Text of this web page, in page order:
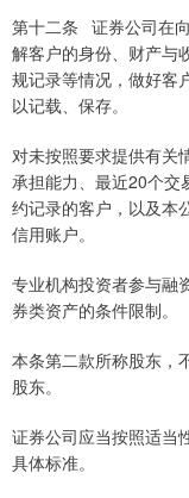
第十二条 证券公司在
解客户的身份、财产与
规记录等情况，做好客
以记载、保存。
对未按照要求提供有关
承担能力、最近20个交
约记录的客户，以及本
信用账户。
专业机构投资者参与融
券类资产的条件限制。
本条第二款所称股东，
股东。
证券公司应当按照适当
具体标准。